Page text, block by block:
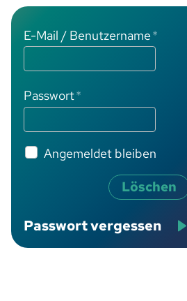
E-Mail / Benutzername*
Passwort*
Angemeldet bleiben
Löschen
Passwort vergessen